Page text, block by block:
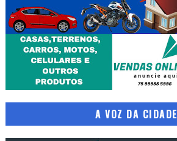
A VOZ DA CIDADE